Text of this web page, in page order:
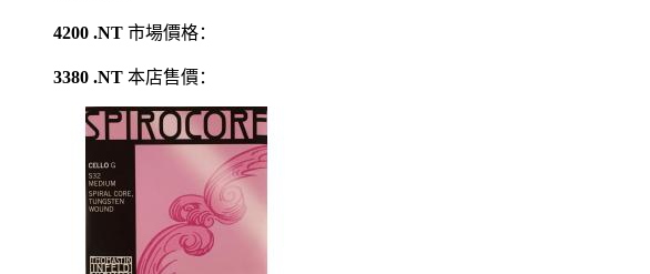
4200 .NT 市場價格：
3380 .NT 本店售價：